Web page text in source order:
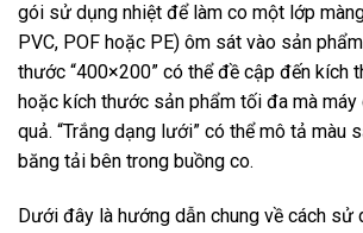
gói sử dụng nhiệt để làm co một lớp
PVC, POF hoặc PE) ôm sát vào sản
thước “400×200” có thể đề cập đến kích
hoặc kích thước sản phẩm tối đa mà
quả. “Trắng dạng lưới” có thể mô tả màu
băng tải bên trong buồng co.
Dưới đây là hướng dẫn chung về cách sử